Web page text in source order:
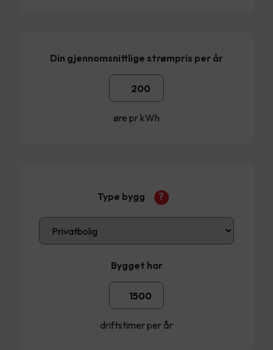
Din gjennomsnittlige strømpris per år
øre pr kWh
Type bygg ?
Bygget har
driftstimer per år